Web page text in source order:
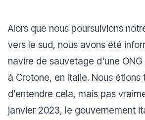
Alors que nous poursuivions
vers le sud, nous avons été
navire de sauvetage d'une
à Crotone, en Italie. Nous étions
d’entendre cela, mais pas
janvier 2023, le gouvernement